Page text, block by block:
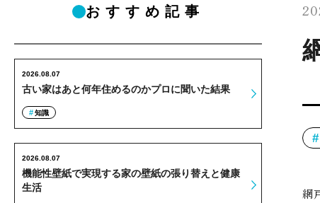
網
おすすめ記事
古い家はあと何年住めるのかプロに聞いた結果
2026.08.07
知識
機能性壁紙で実現する家の壁紙の張り替えと健康
生活
2026.08.07